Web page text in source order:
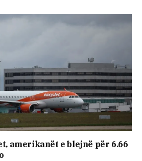
amerikanët e blejnë për 6.66